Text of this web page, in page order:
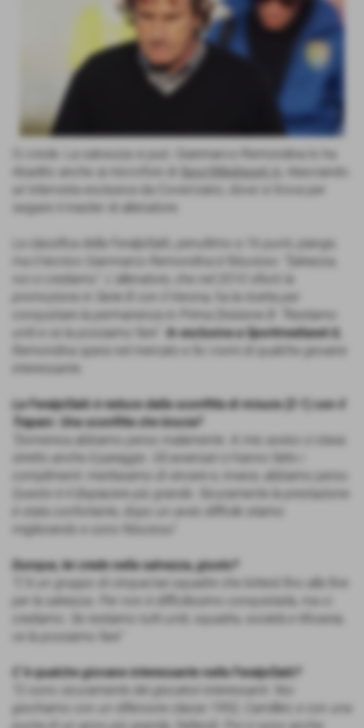
Ci crede. La salvezza si può. Gianmarco Remondina lo ha
ribadito anche ai microfoni di
SportMediaset.it
, rilasciando
un´intervista esclusiva da Coverciano, dove si trova per
seguire il master di allenatore.
La classifica della FeralpiSalò, penultimo a 16 punti, piange,
ma il tecnico Gianmarco Remondina è fiducioso: "Salvezza,
noi ci crediamo". L´allenatore, che nel 2010 sfiorò la
promozione in Serie B con il Verona, ha la ricetta per
conquistare la permanenza in Prima Divisione B: "Restiamo
uniti e ce la possiamo fare".
In esclusiva a Sportmediaset.it,
Remondina spera nel mercato e fa i nomi di qualche giovane
interessante.
La FeralpiSalò è reduce dalla sconfitta di misura (2-1) con il
Trapani. Una sconfitta che brucia?
"Domenica abbiamo perso malamente. A mio avviso ci stava
stretto anche il pareggio. Gli avversari ci hanno fatto i
complimenti: meritavamo di vincere e, invece, abbiamo perso.
Questo è il dispiacere più grande. Sicuramente la prestazione
è stata confortante, dopo un avvio difficile stiamo
migliorando e sono fiducioso"
Dunque, lei crede nella salvezza, giusto?
"C´è un gruppo di cinque/sei squadre che lotterà fino alla fine
per la salvezza. Per non è difficilissimo conquistarla, ma ci
crediamo. Se restiamo tutti uniti, squadra, società e tifoseria,
ce la possiamo fare"
C´è qualche giovane interessante nella FeralpiSalò?
"Ci sono sicuramente dei giocatori interessanti. Noi
giochiamo con un difensore classe 1992, Camilleri, e con una